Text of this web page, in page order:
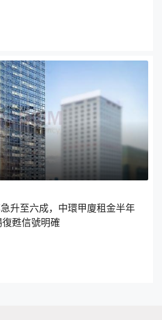
升至六成，中環甲廈租金半年
甦信號明確